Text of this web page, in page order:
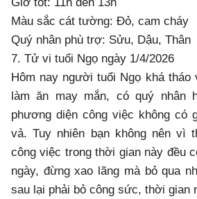
Màu sắc cát tường: Đỏ, cam cháy
Quý nhân phù trợ: Sửu, Dậu, Thân
7. Tử vi tuổi Ngọ ngày 1/4/2026
Hôm nay người tuổi Ngọ khá tháo
làm ăn may mắn, có quý nhân
phương diện công việc không có
vả. Tuy nhiên bạn không nên vì
công việc trong thời gian này đều
ngày, đừng xao lãng mà bỏ qua
sau lại phải bỏ công sức, thời gian